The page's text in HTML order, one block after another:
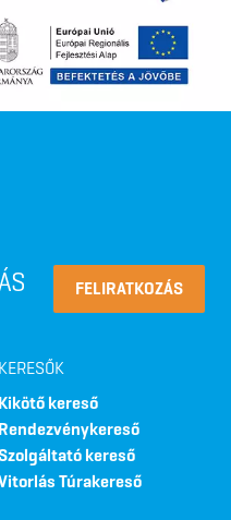
FELIRATKOZÁS
KERESŐK
Kikötő kereső
Rendezvénykereső
kereső
Túrakereső